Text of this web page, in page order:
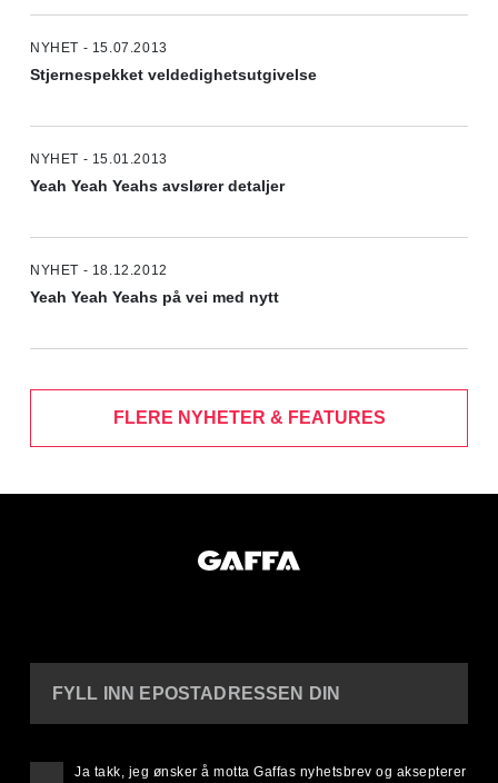
NYHET - 15.07.2013
Stjernespekket veldedighetsutgivelse
NYHET - 15.01.2013
Yeah Yeah Yeahs avslører detaljer
NYHET - 18.12.2012
Yeah Yeah Yeahs på vei med nytt
FLERE NYHETER & FEATURES
FYLL INN EPOSTADRESSEN DIN
Ja takk, jeg ønsker å motta Gaffas nyhetsbrev og aksepterer